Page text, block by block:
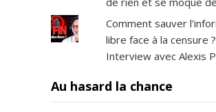
Comment sauver
libre face à la censure ?
Interview avec Alexis
Au hasard la chance